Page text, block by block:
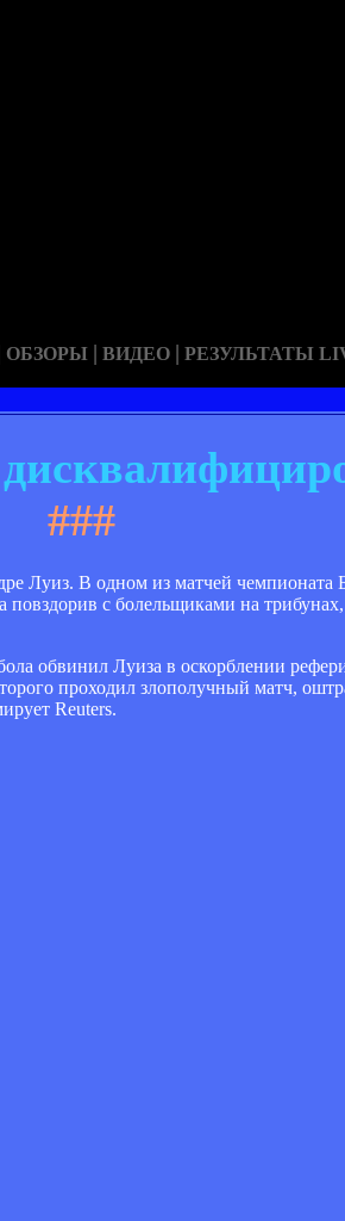
ОБЗОРЫ | ВИДЕО | РЕЗУЛЬТАТЫ
###
Луиз. В одном из матчей чемпионата
повздорив с болельщиками на
обвинил Луиза в оскорблении
проходил злополучный матч,
Reuters.